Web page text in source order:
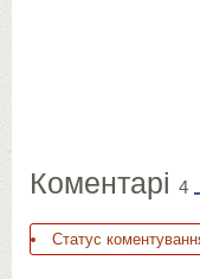
Коментарі 4
Статус